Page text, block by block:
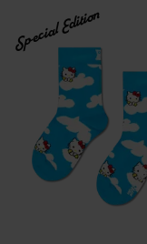
Special Edition